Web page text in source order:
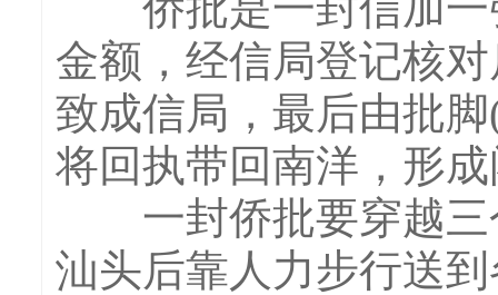
金额，经信局登记核
致成信局，最后由批
将回执带回南洋，形
一封侨批要穿越三
汕头后靠人力步行送